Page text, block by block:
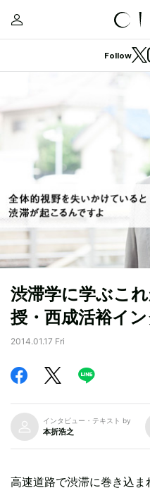
Follow
渋滞学に学ぶこ
授・西成活裕イ
2014.01.17 Fri
インタビュー・テキスト by
本折浩之
高速道路で渋滞に巻き込